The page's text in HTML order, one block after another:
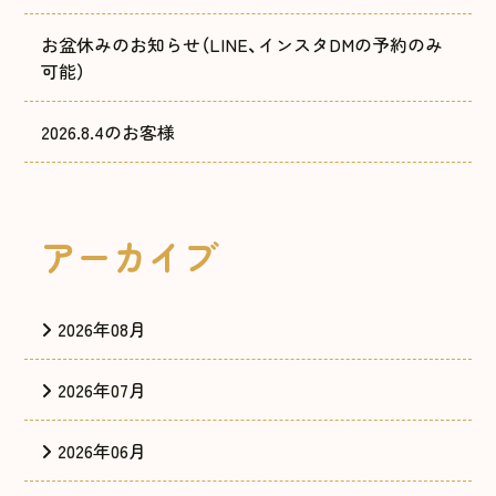
お盆休みのお知らせ（LINE、インスタDMの予約のみ
可能）
2026.8.4のお客様
アーカイブ
2026年08月
2026年07月
2026年06月